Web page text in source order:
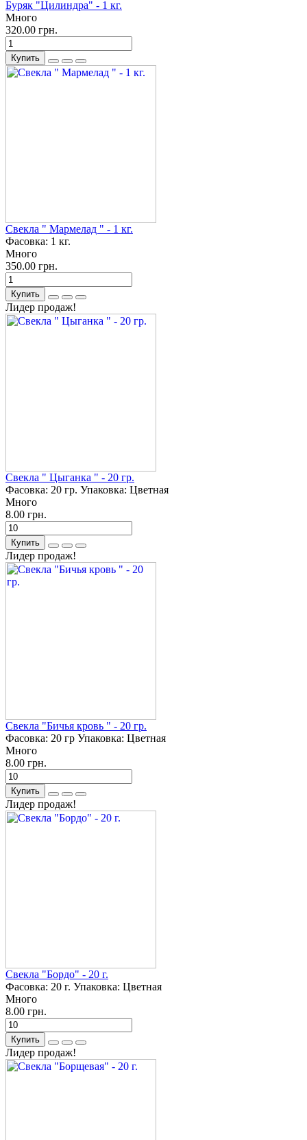
Буряк "Цилиндра" - 1 кг.
Много
320.00 грн.
Купить
Свекла " Мармелад " - 1 кг.
Фасовка: 1 кг.
Много
350.00 грн.
Купить
Лидер продаж!
Свекла " Цыганка " - 20 гр.
Фасовка: 20 гр. Упаковка: Цветная
Много
8.00 грн.
Купить
Лидер продаж!
Свекла "Бичья кровь " - 20 гр.
Фасовка: 20 гр Упаковка: Цветная
Много
8.00 грн.
Купить
Лидер продаж!
Свекла "Бордо" - 20 г.
Фасовка: 20 г. Упаковка: Цветная
Много
8.00 грн.
Купить
Лидер продаж!